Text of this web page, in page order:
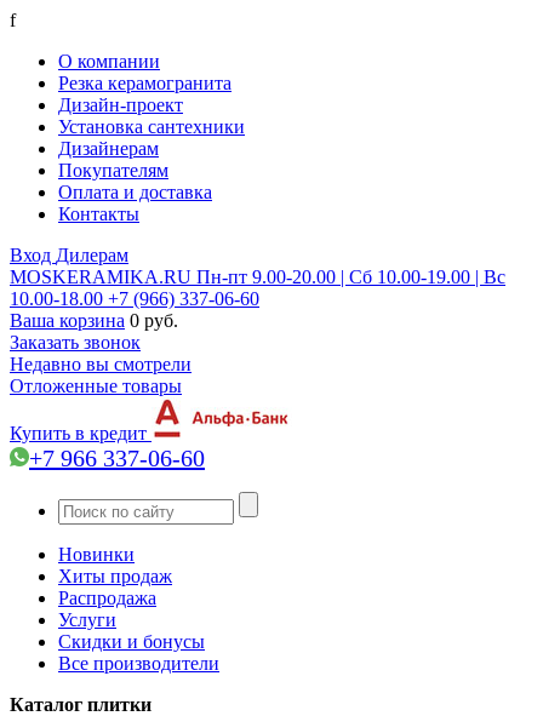
f
О компании
Резка керамогранита
Дизайн-проект
Установка сантехники
Дизайнерам
Покупателям
Оплата и доставка
Контакты
Вход Дилерам
MOSKERAMIKA.RU Пн-пт 9.00-20.00 | Сб 10.00-19.00 | Вс
10.00-18.00 +7 (966) 337-06-60
Ваша корзина 0 руб.
Заказать звонок
Недавно вы смотрели
Отложенные товары
Купить в кредит
+7 966 337-06-60
Новинки
Хиты продаж
Распродажа
Услуги
Скидки и бонусы
Все производители
Каталог плитки